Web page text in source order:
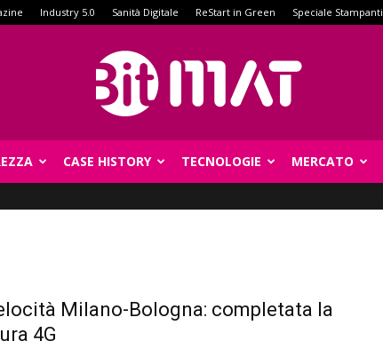
Industry 5.0 Sanità Digitale ReStart in Green Speciale Stampanti
CASE HISTORY TECNOLOGIE MERCATO
Milano-Bologna: completata la
4G